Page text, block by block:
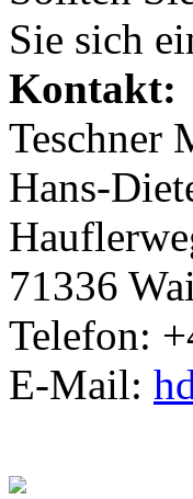
Sie sich
Kontakt:
Teschner
Hans-
71336
Telefon:
E-Mail: